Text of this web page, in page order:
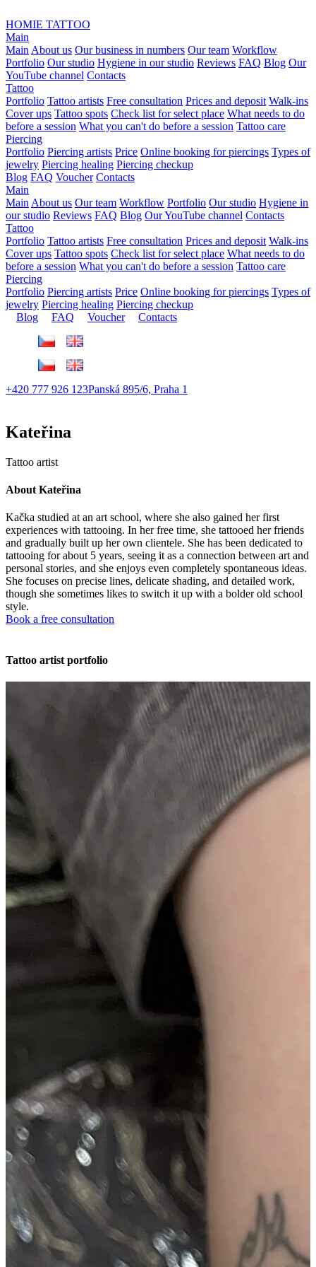
HOMIE TATTOO
Main
Main About us Our business in numbers Our team Workflow
Portfolio Our studio Hygiene in our studio Reviews FAQ Blog Our
YouTube channel Contacts
Tattoo
Portfolio Tattoo artists Free consultation Prices and deposit Walk-ins
Cover ups Tattoo spots Check list for select place What needs to do
before a session What you can't do before a session Tattoo care
Piercing
Portfolio Piercing artists Price Online booking for piercings Types of
jewelry Piercing healing Piercing checkup
Blog FAQ Voucher Contacts
Main
Main About us Our team Workflow Portfolio Our studio Hygiene in
our studio Reviews FAQ Blog Our YouTube channel Contacts
Tattoo
Portfolio Tattoo artists Free consultation Prices and deposit Walk-ins
Cover ups Tattoo spots Check list for select place What needs to do
before a session What you can't do before a session Tattoo care
Piercing
Portfolio Piercing artists Price Online booking for piercings Types of
jewelry Piercing healing Piercing checkup
Blog
FAQ Voucher Contacts
+420 777 926 123Panská 895/6, Praha 1
Kateřina
Tattoo artist
About Kateřina
Kačka studied at an art school, where she also gained her first
experiences with tattooing. In her free time, she tattooed her friends
and gradually built up her own clientele. She has been dedicated to
tattooing for about 5 years, seeing it as a connection between art and
personal stories, and she enjoys even completely spontaneous ideas.
She focuses on precise lines, delicate shading, and detailed work,
though she sometimes likes to switch it up with a bolder old school
style.
Book a free consultation
Tattoo artist portfolio